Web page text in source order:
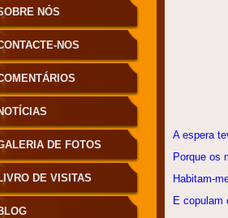
A espera
Porque os
Habitam-
E copulam
NÓS
NOS
DE FOTOS
DE VISITAS